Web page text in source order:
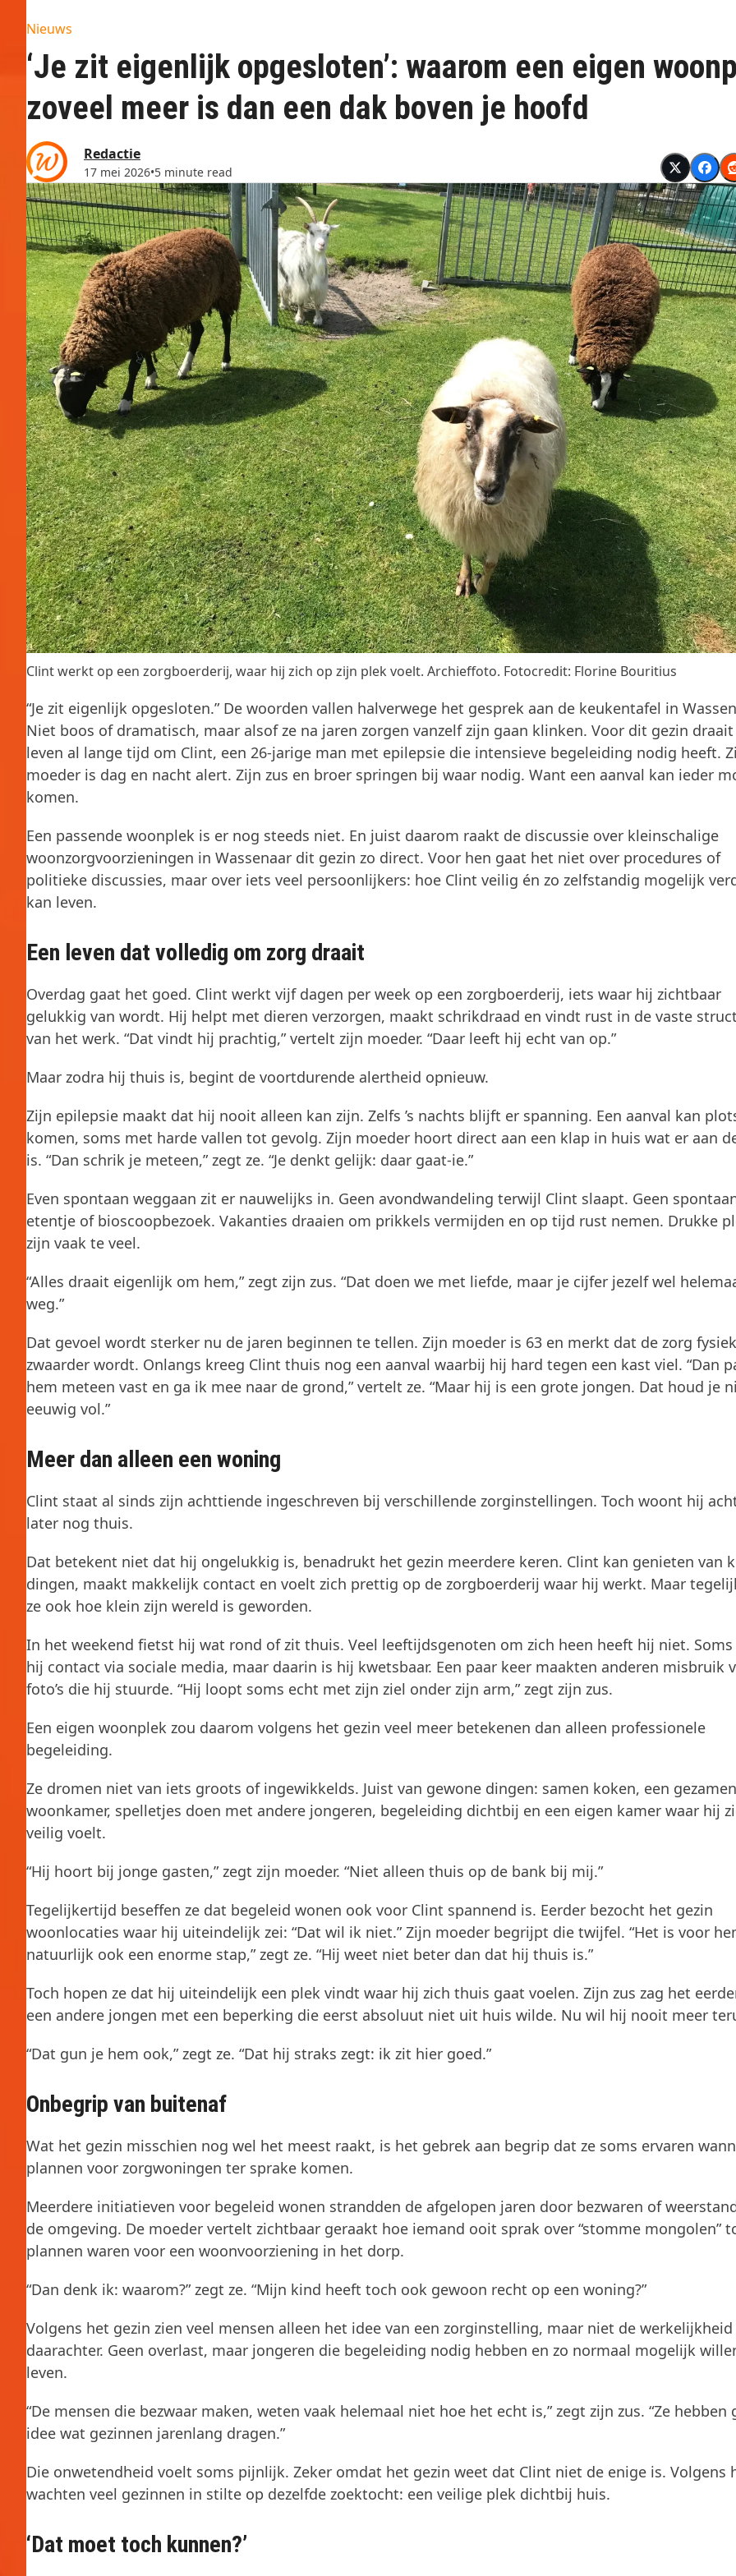
Nieuws
‘Je zit eigenlijk opgesloten’: waarom een eigen
zoveel meer is dan een dak boven je hoofd
Redactie
17 mei 2026•5 minute read
Clint werkt op een zorgboerderij, waar hij zich op zijn plek voelt. Archieffoto. Fotocredit: Florine Bouritius
“Je zit eigenlijk opgesloten.” De woorden vallen halverwege het gesprek aan de keukentafel in
Niet boos of dramatisch, maar alsof ze na jaren zorgen vanzelf zijn gaan klinken. Voor dit gezin
leven al lange tijd om Clint, een 26-jarige man met epilepsie die intensieve begeleiding nodig heeft.
moeder is dag en nacht alert. Zijn zus en broer springen bij waar nodig. Want een aanval kan ieder
komen.
Een passende woonplek is er nog steeds niet. En juist daarom raakt de discussie over kleinschalige
woonzorgvoorzieningen in Wassenaar dit gezin zo direct. Voor hen gaat het niet over procedures of
politieke discussies, maar over iets veel persoonlijkers: hoe Clint veilig én zo zelfstandig mogelijk
kan leven.
Een leven dat volledig om zorg draait
Overdag gaat het goed. Clint werkt vijf dagen per week op een zorgboerderij, iets waar hij zichtbaar
gelukkig van wordt. Hij helpt met dieren verzorgen, maakt schrikdraad en vindt rust in de vaste
van het werk. “Dat vindt hij prachtig,” vertelt zijn moeder. “Daar leeft hij echt van op.”
Maar zodra hij thuis is, begint de voortdurende alertheid opnieuw.
Zijn epilepsie maakt dat hij nooit alleen kan zijn. Zelfs ’s nachts blijft er spanning. Een aanval kan
komen, soms met harde vallen tot gevolg. Zijn moeder hoort direct aan een klap in huis wat er aan
is. “Dan schrik je meteen,” zegt ze. “Je denkt gelijk: daar gaat-ie.”
Even spontaan weggaan zit er nauwelijks in. Geen avondwandeling terwijl Clint slaapt. Geen
etentje of bioscoopbezoek. Vakanties draaien om prikkels vermijden en op tijd rust nemen. Drukke
zijn vaak te veel.
“Alles draait eigenlijk om hem,” zegt zijn zus. “Dat doen we met liefde, maar je cijfer jezelf wel
weg.”
Dat gevoel wordt sterker nu de jaren beginnen te tellen. Zijn moeder is 63 en merkt dat de zorg fysiek
zwaarder wordt. Onlangs kreeg Clint thuis nog een aanval waarbij hij hard tegen een kast viel. “Dan
hem meteen vast en ga ik mee naar de grond,” vertelt ze. “Maar hij is een grote jongen. Dat houd je
eeuwig vol.”
Meer dan alleen een woning
Clint staat al sinds zijn achttiende ingeschreven bij verschillende zorginstellingen. Toch woont hij
later nog thuis.
Dat betekent niet dat hij ongelukkig is, benadrukt het gezin meerdere keren. Clint kan genieten van
dingen, maakt makkelijk contact en voelt zich prettig op de zorgboerderij waar hij werkt. Maar
ze ook hoe klein zijn wereld is geworden.
In het weekend fietst hij wat rond of zit thuis. Veel leeftijdsgenoten om zich heen heeft hij niet. Soms
hij contact via sociale media, maar daarin is hij kwetsbaar. Een paar keer maakten anderen misbruik
foto’s die hij stuurde. “Hij loopt soms echt met zijn ziel onder zijn arm,” zegt zijn zus.
Een eigen woonplek zou daarom volgens het gezin veel meer betekenen dan alleen professionele
begeleiding.
Ze dromen niet van iets groots of ingewikkelds. Juist van gewone dingen: samen koken, een
woonkamer, spelletjes doen met andere jongeren, begeleiding dichtbij en een eigen kamer waar hij
veilig voelt.
“Hij hoort bij jonge gasten,” zegt zijn moeder. “Niet alleen thuis op de bank bij mij.”
Tegelijkertijd beseffen ze dat begeleid wonen ook voor Clint spannend is. Eerder bezocht het gezin
woonlocaties waar hij uiteindelijk zei: “Dat wil ik niet.” Zijn moeder begrijpt die twijfel. “Het is voor
natuurlijk ook een enorme stap,” zegt ze. “Hij weet niet beter dan dat hij thuis is.”
Toch hopen ze dat hij uiteindelijk een plek vindt waar hij zich thuis gaat voelen. Zijn zus zag het
een andere jongen met een beperking die eerst absoluut niet uit huis wilde. Nu wil hij nooit meer
“Dat gun je hem ook,” zegt ze. “Dat hij straks zegt: ik zit hier goed.”
Onbegrip van buitenaf
Wat het gezin misschien nog wel het meest raakt, is het gebrek aan begrip dat ze soms ervaren
plannen voor zorgwoningen ter sprake komen.
Meerdere initiatieven voor begeleid wonen strandden de afgelopen jaren door bezwaren of
de omgeving. De moeder vertelt zichtbaar geraakt hoe iemand ooit sprak over “stomme mongolen”
plannen waren voor een woonvoorziening in het dorp.
“Dan denk ik: waarom?” zegt ze. “Mijn kind heeft toch ook gewoon recht op een woning?”
Volgens het gezin zien veel mensen alleen het idee van een zorginstelling, maar niet de werkelijkheid
daarachter. Geen overlast, maar jongeren die begeleiding nodig hebben en zo normaal mogelijk
leven.
“De mensen die bezwaar maken, weten vaak helemaal niet hoe het echt is,” zegt zijn zus. “Ze hebben
idee wat gezinnen jarenlang dragen.”
Die onwetendheid voelt soms pijnlijk. Zeker omdat het gezin weet dat Clint niet de enige is. Volgens
wachten veel gezinnen in stilte op dezelfde zoektocht: een veilige plek dichtbij huis.
‘Dat moet toch kunnen?’